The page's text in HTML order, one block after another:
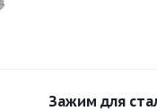
Зажим для